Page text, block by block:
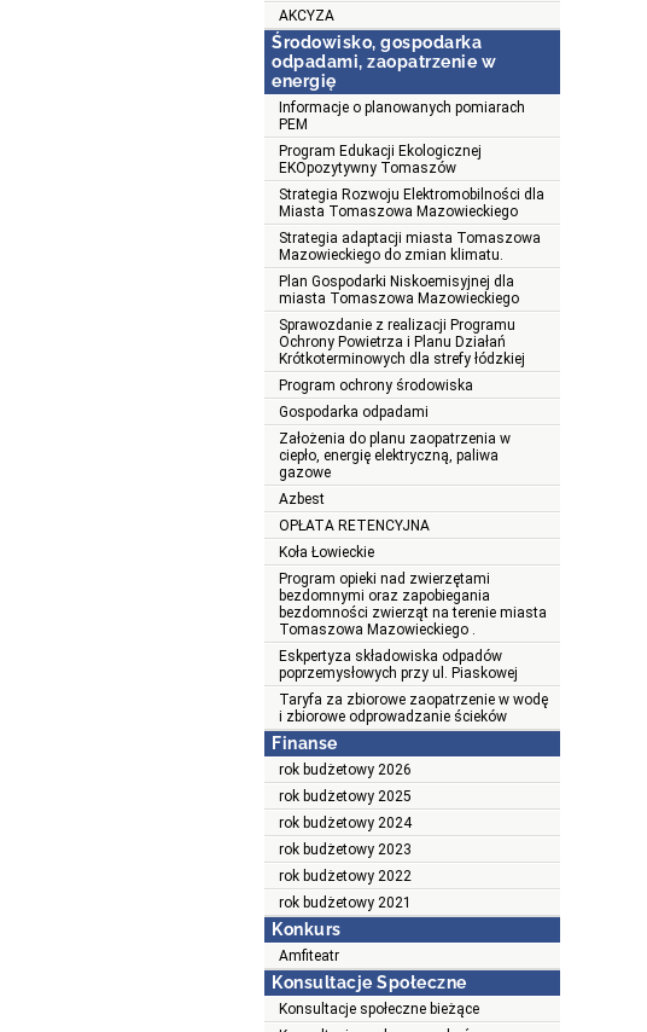
AKCYZA
Środowisko, gospodarka
odpadami, zaopatrzenie w
energię
Informacje o planowanych pomiarach
PEM
Program Edukacji Ekologicznej
EKOpozytywny Tomaszów
Strategia Rozwoju Elektromobilności dla
Miasta Tomaszowa Mazowieckiego
Strategia adaptacji miasta Tomaszowa
Mazowieckiego do zmian klimatu.
Plan Gospodarki Niskoemisyjnej dla
miasta Tomaszowa Mazowieckiego
Sprawozdanie z realizacji Programu
Ochrony Powietrza i Planu Działań
Krótkoterminowych dla strefy łódzkiej
Program ochrony środowiska
Gospodarka odpadami
Założenia do planu zaopatrzenia w
ciepło, energię elektryczną, paliwa
gazowe
Azbest
OPŁATA RETENCYJNA
Koła Łowieckie
Program opieki nad zwierzętami
bezdomnymi oraz zapobiegania
bezdomności zwierząt na terenie miasta
Tomaszowa Mazowieckiego .
Eskpertyza składowiska odpadów
poprzemysłowych przy ul. Piaskowej
Taryfa za zbiorowe zaopatrzenie w wodę
i zbiorowe odprowadzanie ścieków
Finanse
rok budżetowy 2026
rok budżetowy 2025
rok budżetowy 2024
rok budżetowy 2023
rok budżetowy 2022
rok budżetowy 2021
Konkurs
Amfiteatr
Konsultacje Społeczne
Konsultacje społeczne bieżące